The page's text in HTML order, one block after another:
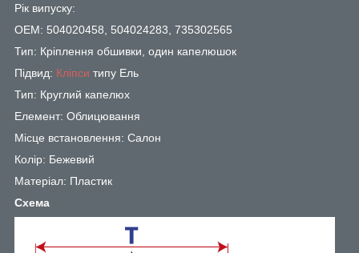
Рік випуску:
OEM: 504020458, 504024283, 735302565
Тип: Кріплення обшивки, один капелюшок
Підвид: Кліпси типу Ель
Тип: Круглий капелюх
Елемент: Облицювання
Місце встановлення: Салон
Колір: Бежевий
Матеріал: Пластик
Схема